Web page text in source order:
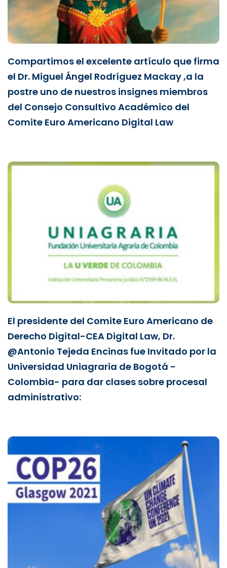
Compartimos el excelente artículo que firma
el Dr. Miguel Ángel Rodríguez Mackay ,a la
postre uno de nuestros insignes miembros
del Consejo Consultivo Académico del
Comite Euro Americano Digital Law
El presidente del Comite Euro Americano de
Derecho Digital-CEA Digital Law, Dr.
@Antonio Tejeda Encinas fue Invitado por la
Universidad Uniagraria de Bogotá -
Colombia- para dar clases sobre procesal
administrativo: